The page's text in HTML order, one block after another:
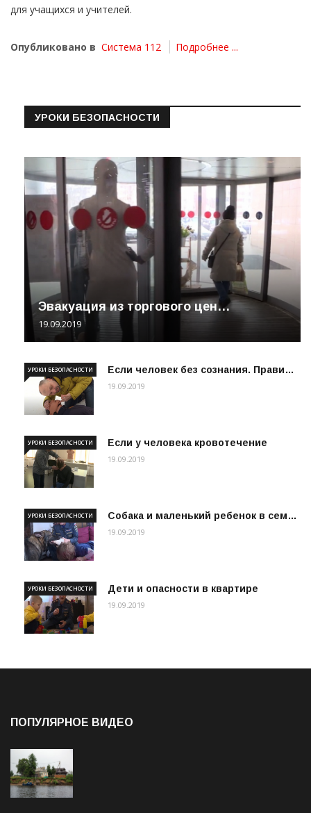
для учащихся и учителей.
Опубликовано в Система 112 Подробнее ...
УРОКИ БЕЗОПАСНОСТИ
Эвакуация из торгового цен…
19.09.2019
Если человек без сознания. Прави…
УРОКИ БЕЗОПАСНОСТИ
19.09.2019
Если у человека кровотечение
УРОКИ БЕЗОПАСНОСТИ
19.09.2019
Собака и маленький ребенок в сем…
УРОКИ БЕЗОПАСНОСТИ
19.09.2019
Дети и опасности в квартире
УРОКИ БЕЗОПАСНОСТИ
19.09.2019
ПОПУЛЯРНОЕ ВИДЕО